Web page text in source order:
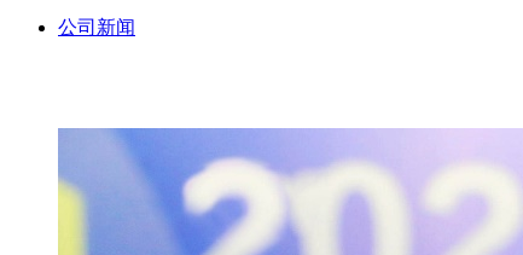
公司新闻